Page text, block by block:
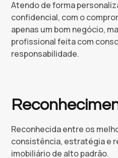
Atendo de forma
confidencial, com o
apenas um bom negócio,
profissional feita com
responsabilidade.
Reconhecida entre os
consistência, estratégia e
imobiliário de alto padrão.